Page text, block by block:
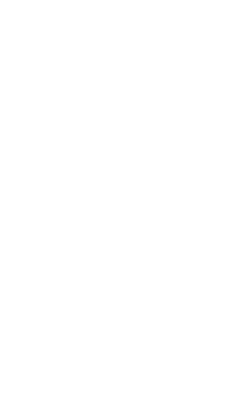
para 2025, a las que
de Cadix, que viene
Según ha indicado la
nota, en total, de
histórica, con 396
ejercicio con mayor